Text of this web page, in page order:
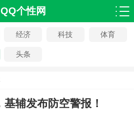
QQ个性网
经济 科技 体育
头条
辅发布防空警报！